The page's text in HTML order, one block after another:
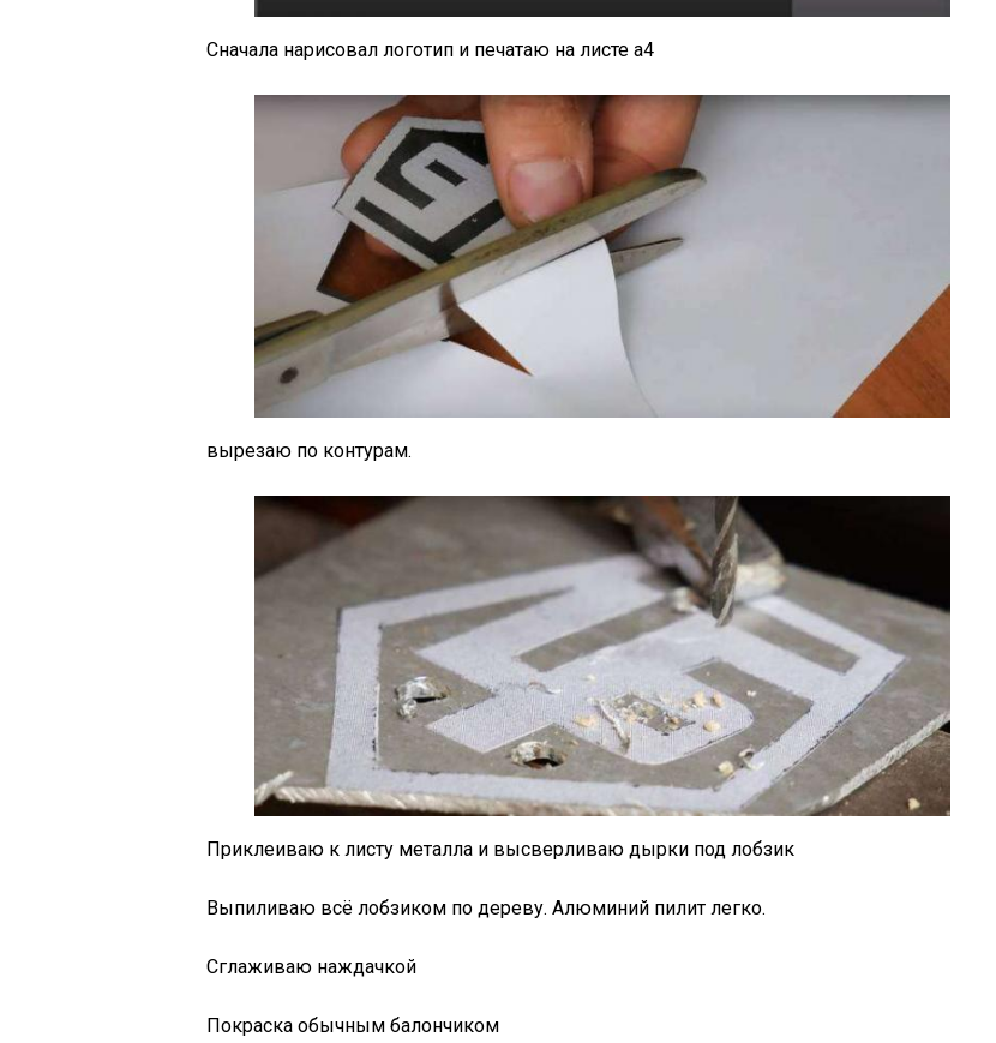
Сначала нарисовал логотип и печатаю на листе а4
вырезаю по контурам.
Приклеиваю к листу металла и высверливаю дырки под лобзик
Выпиливаю всё лобзиком по дереву. Алюминий пилит легко.
Сглаживаю наждачкой
Покраска обычным балончиком